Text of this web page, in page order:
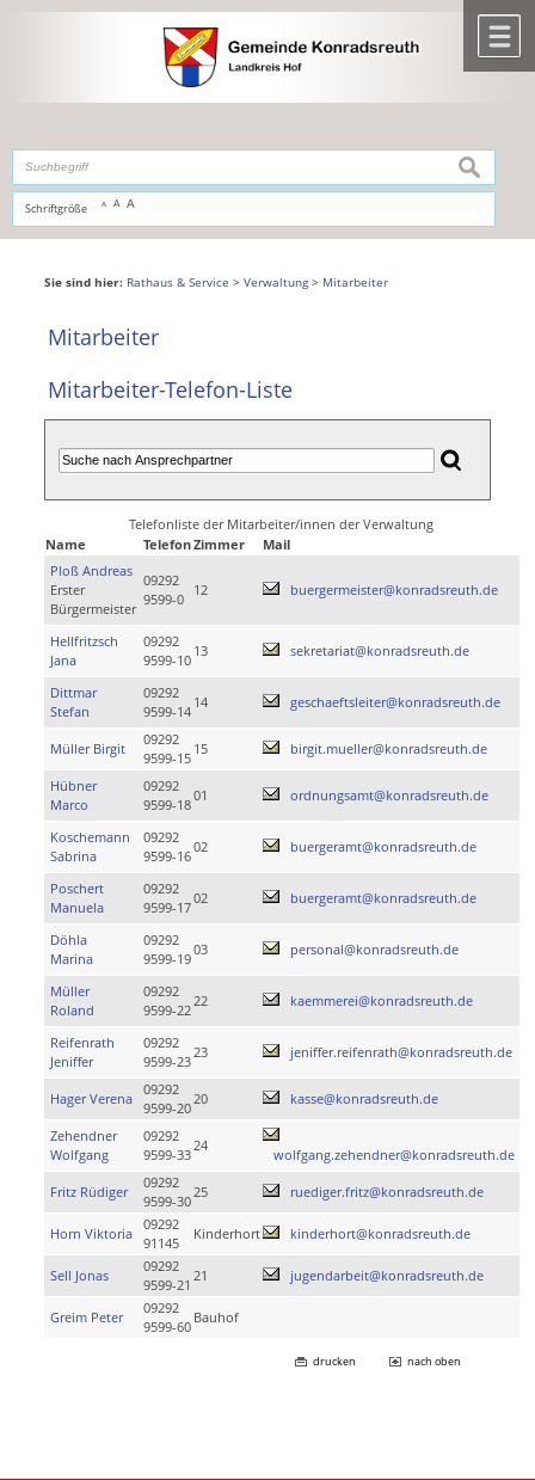
,zur Navigationoderzur Startseitespringen.
Schriftgröße A A A
suchen
Sie sind hier: Rathaus & Service > Verwaltung> Mitarbeiter
Mitarbeiter
Mitarbeiter-Telefon-Liste
Telefonliste der Mitarbeiter/innen der Verwaltung
Name
TelefonZimmer
Mail
Ploß Andreas
Erster
Bürgermeister
09292
9599-0
12 buergermeister@konradsreuth.de
Hellfritzsch
Jana
09292
9599-10
13 sekretariat@konradsreuth.de
Dittmar
Stefan
09292
9599-14
14 geschaeftsleiter@konradsreuth.de
Müller Birgit
09292
9599-15
15 birgit.mueller@konradsreuth.de
Hübner
Marco
09292
9599-18
01 ordnungsamt@konradsreuth.de
Koschemann
Sabrina
09292
9599-16
02 buergeramt@konradsreuth.de
Poschert
Manuela
09292
9599-17
02 buergeramt@konradsreuth.de
Döhla
Marina
09292
9599-19
03 personal@konradsreuth.de
Müller
Roland
09292
9599-22
22 kaemmerei@konradsreuth.de
Reifenrath
Jeniffer
09292
9599-23
23 jeniffer.reifenrath@konradsreuth.de
Hager Verena
09292
9599-20
20 kasse@konradsreuth.de
Zehendner
Wolfgang
09292
9599-33
24
wolfgang.zehendner@konradsreuth.de
Fritz Rüdiger
09292
9599-30
25 ruediger.fritz@konradsreuth.de
Horn Viktoria
09292
91145
Kinderhort kinderhort@konradsreuth.de
Sell Jonas
09292
9599-21
21 jugendarbeit@konradsreuth.de
Greim Peter
09292
9599-60
Bauhof
drucken nach oben